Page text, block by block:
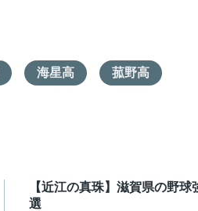
海星高 菰野高
【近江の真珠】滋賀県の野球
選